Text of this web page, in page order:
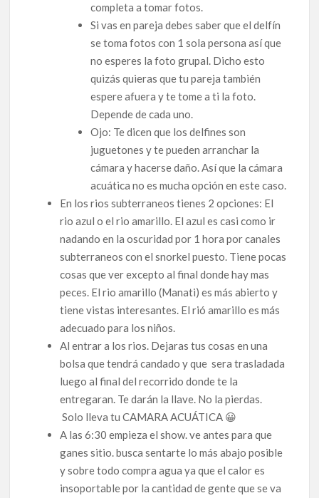
completa a tomar fotos.
Si vas en pareja debes saber que el delfín
se toma fotos con 1 sola persona así que
no esperes la foto grupal. Dicho esto
quizás quieras que tu pareja también
espere afuera y te tome a ti la foto.
Depende de cada uno.
Ojo: Te dicen que los delfines son
juguetones y te pueden arranchar la
cámara y hacerse daño. Así que la cámara
acuática no es mucha opción en este caso.
En los rios subterraneos tienes 2 opciones: El
rio azul o el rio amarillo. El azul es casi como ir
nadando en la oscuridad por 1 hora por canales
subterraneos con el snorkel puesto. Tiene pocas
cosas que ver excepto al final donde hay mas
peces. El rio amarillo (Manati) es más abierto y
tiene vistas interesantes. El rió amarillo es más
adecuado para los niños.
Al entrar a los rios. Dejaras tus cosas en una
bolsa que tendrá candado y que sera trasladada
luego al final del recorrido donde te la
entregaran. Te darán la llave. No la pierdas.
Solo lleva tu CAMARA ACUÁTICA 😀
A las 6:30 empieza el show. ve antes para que
ganes sitio. busca sentarte lo más abajo posible
y sobre todo compra agua ya que el calor es
insoportable por la cantidad de gente que se va